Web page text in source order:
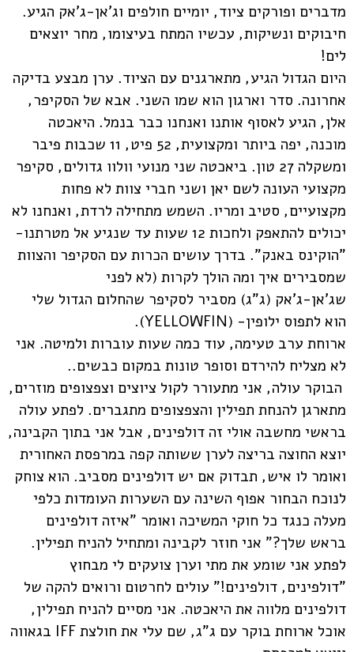
מדברים ופורקים ציוד, יומיים חולפים וג'אן-ג'אק הגיע.
חיבוקים ונשיקות, עכשיו המתח בעיצומו, מחר יוצאים
לים!
היום הגדול הגיע, מתארגנים עם הציוד. ערן מבצע בדיקה
אחרונה. סדר וארגון הוא שמו השני. אבא של הסקיפר,
אלן, הגיע לאסוף אותנו ואנחנו כבר בנמל. היאכטה
מוכנה, יפה ביותר ומקצועית, 52 פיט, 11 שכבות פיבר
ומשקלה 27 טון. ביאכטה שני מנועי וולוו גדולים, סקיפר
מקצועי העונה לשם יאן ושני חברי צוות לא פחות
מקצועיים, סטיב ומריו. השמש מתחילה לרדת, ואנחנו לא
יכולים להתאפק ולחכות 12 שעות עד שנגיע אל מטרתנו-
"הוקינס באנק". בדרך עושים הכרות עם הסקיפר והצוות
שמסבירים איך ומה הולך לקרות (לא לפני
שג'אן-ג'אק (ג"ג) מסביר לסקיפר שהחלום הגדול שלי
הוא לתפוס ילופין- (YELLOWFIN
).
ארוחת ערב טעימה, עוד כמה שעות עוברות ולמיטה. אני
לא מצליח להירדם וסופר טונות במקום כבשים..
הבוקר עולה, אני מתעורר לקול ציוצים וצפצופים מוזרים,
מתארגן להנחת תפילין והצפצופים מתגברים. לפתע עולה
בראשי מחשבה אולי זה דולפינים, אבל אני בתוך הקבינה,
יוצא החוצה בריצה לערן ששותה קפה במרפסת האחורית
ואומר לו איש, תבדוק אם יש דולפינים מסביב. הוא צוחק
לנוכח הבחור אפוף השינה עם השערות העומדות כלפי
מעלה כנגד כל חוקי המשיכה ואומר "איזה דולפינים
בראש שלך?" אני חוזר לקבינה ומתחיל להניח תפילין.
לפתע אני שומע את מתי וערן צועקים לי מבחוץ
"דולפינים, דולפינים!" עולים לחרטום ורואים להקה של
דולפינים מלווה את היאכטה. אני מסיים להניח תפילין,
אוכל ארוחת בוקר עם ג"ג, שם עלי את חולצתIFF בגאווה